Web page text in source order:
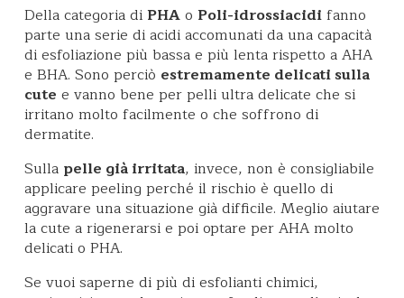
Della categoria diPHAo Poli-idrossiacidifanno
parte una serie di acidi accomunati da una capacità
di esfoliazione più bassa e più lenta rispetto a AHA
e BHA. Sono perciò estremamente delicati sulla
cute e vanno bene per pelli ultra delicate che si
irritano molto facilmente o che soffrono di
dermatite.
Sulla pelle già irritata, invece, non è consigliabile
applicare peeling perché il rischio è quello di
aggravare una situazione già difficile. Meglio aiutare
la cute a rigenerarsi e poi optare per AHA molto
delicati o PHA.
Se vuoi saperne di più di esfolianti chimici,